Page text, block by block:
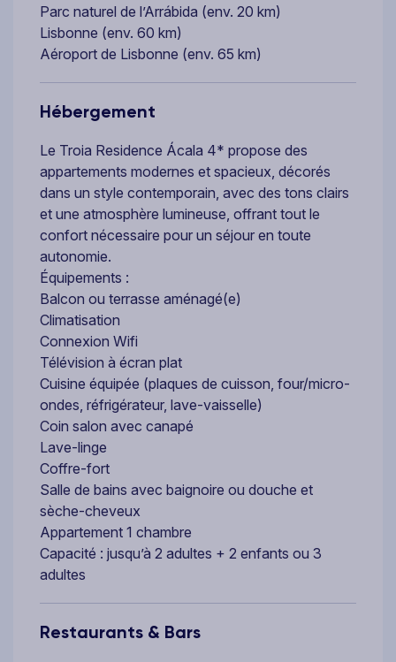
Parc naturel de l’Arrábida (env. 20 km)
Lisbonne (env. 60 km)
Aéroport de Lisbonne (env. 65 km)
Hébergement
Le Troia Residence Ácala 4* propose des
appartements modernes et spacieux, décorés
dans un style contemporain, avec des tons clairs
et une atmosphère lumineuse, offrant tout le
confort nécessaire pour un séjour en toute
autonomie.
Équipements :
Balcon ou terrasse aménagé(e)
Climatisation
Connexion Wifi
Télévision à écran plat
Cuisine équipée (plaques de cuisson, four/micro-
ondes, réfrigérateur, lave-vaisselle)
Coin salon avec canapé
Lave-linge
Coffre-fort
Salle de bains avec baignoire ou douche et
sèche-cheveux
Appartement 1 chambre
Capacité : jusqu’à 2 adultes + 2 enfants ou 3
adultes
Restaurants & Bars